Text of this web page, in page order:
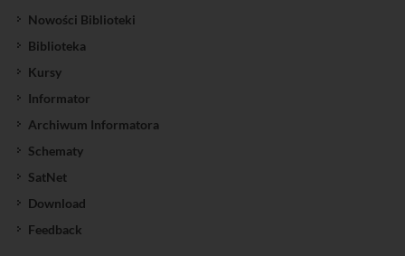
Nowości Biblioteki
Biblioteka
Kursy
Informator
Archiwum Informatora
Schematy
SatNet
Download
Feedback